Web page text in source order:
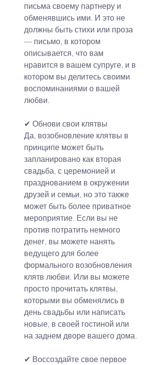
письма своему партнеру и
обменявшись ими. И это не
должны быть стихи или проза
— письмо, в котором
описывается, что вам
нравится в вашем супруге, и в
котором вы делитесь своими
воспоминаниями о вашей
любви.
✔ Обнови свои клятвы
Да, возобновление клятвы в
принципе может быть
запланировано как вторая
свадьба, с церемонией и
празднованием в окружении
друзей и семьи, но это также
может быть более приватное
мероприятие. Если вы не
против потратить немного
денег, вы можете нанять
ведущего для более
формального возобновления
клятв любви. Или вы можете
просто прочитать клятвы,
которыми вы обменялись в
день свадьбы или написать
новые, в своей гостиной или
на заднем дворе вашего дома.
✔ Воссоздайте свое первое